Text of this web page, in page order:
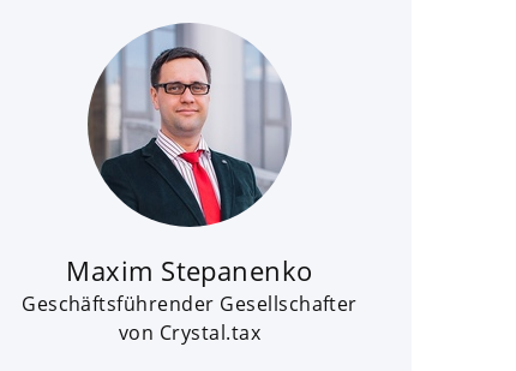
Maxim Stepanenko
Geschäftsführender Gesellschafter
von Crystal.tax